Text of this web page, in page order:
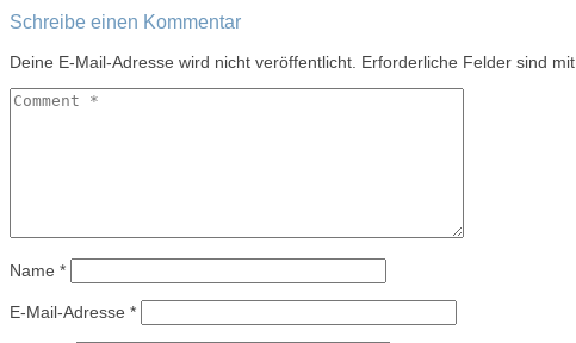
Schreibe einen Kommentar
Deine E-Mail-Adresse wird nicht veröffentlicht. Erforderliche Felder sind mit
Name *
E-Mail-Adresse *